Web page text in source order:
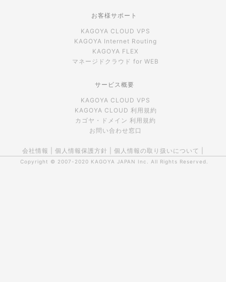
お客様サポート
KAGOYA CLOUD VPS
KAGOYA Internet Routing
KAGOYA FLEX
マネージドクラウド for WEB
サービス概要
KAGOYA CLOUD VPS
KAGOYA CLOUD 利用規約
カゴヤ・ドメイン 利用規約
お問い合わせ窓口
会社情報 個人情報保護方針 個人情報の取り扱いについて
Copyright © 2007-2020 KAGOYA JAPAN Inc. All Rights Reserved.